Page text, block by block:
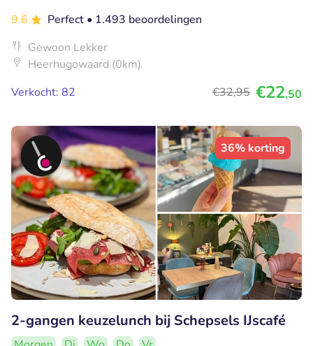
9.6
Perfect • 1.493 beoordelingen
Gewoon Lekker
Heerhugowaard (0km)
Verkocht: 82
€32,95 €22,50
36% korting
2-gangen keuzelunch bij Schepsels IJscafé